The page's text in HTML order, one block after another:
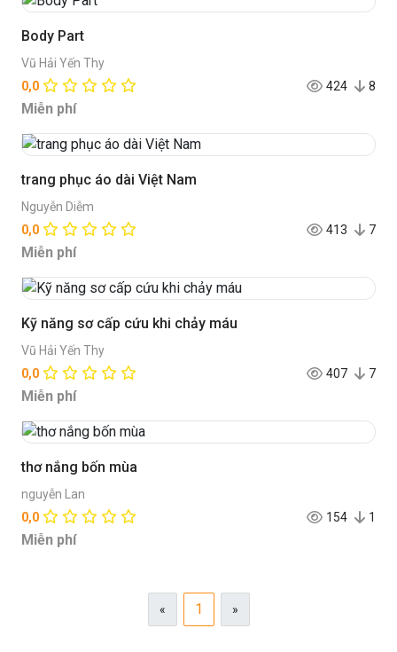
Body Part
Vũ Hải Yến Thy
0,0
424 8
Miễn phí
trang phục áo dài Việt Nam
Nguyễn Diễm
0,0
413 7
Miễn phí
Kỹ năng sơ cấp cứu khi chảy máu
Vũ Hải Yến Thy
0,0
407 7
Miễn phí
thơ nắng bốn mùa
nguyễn Lan
0,0
154 1
Miễn phí
« 1 »